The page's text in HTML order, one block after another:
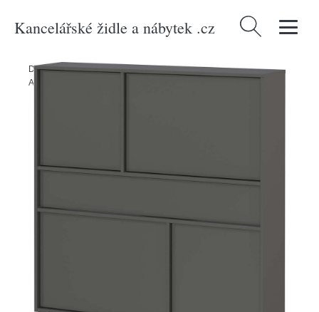
Kancelářské židle a nábytek .cz Vyhledávání
Domů/Produkty/> Nábytek > Ostatní úložné prostory > Botníky/
Antracitový botník se šuplíky Ameca 2.0 – Germania